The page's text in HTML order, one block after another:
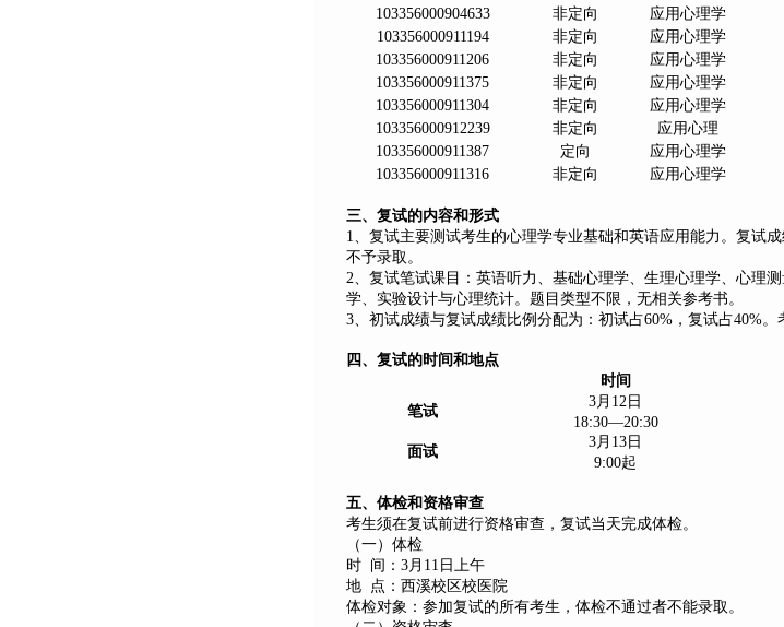
103356000904633
非定向 应用心理学
103356000911194
非定向 应用心理学
103356000911206
非定向 应用心理学
103356000911375
非定向 应用心理学
103356000911304
非定向 应用心理学
103356000912239
非定向 应用心理
103356000911387
定向 应用心理学
103356000911316
非定向 应用心理学
三、复试的内容和形式
1、复试主要测试考生的心理学专业基础和英语应用能力。复试
不予录取。
2、复试笔试课目：英语听力、基础心理学、生理心理学、心理
学、实验设计与心理统计。题目类型不限，无相关参考书。
3、初试成绩与复试成绩比例分配为：初试占60% ，复试占40%。
四、复试的时间和地点
时间
笔试
3月 12 日
18:30—20:30
面试
3月 13 日
9:00起
五、体检和资格审查
考生须在复试前进行资格审查，复试当天完成体检。
（一）体检
时 间： 3月 11 日 上午
地 点：西溪校区校医院
体检对象：参加复试的所有考生，体检不通过者不能录取。